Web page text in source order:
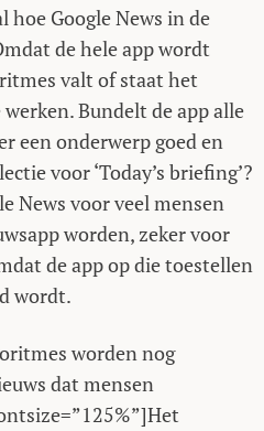
hoe Google News in de
de hele app wordt
valt of staat het
werken. Bundelt de app alle
een onderwerp goed en
voor ‘Today’s briefing’?
News voor veel mensen
worden, zeker voor
de app op die toestellen
wordt.
worden nog
dat mensen